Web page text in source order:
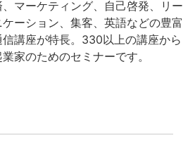
マーケティング、自己啓発、リー
ーション、集客、英語などの豊富
講座が特長。330以上の講座から
家のためのセミナーです。